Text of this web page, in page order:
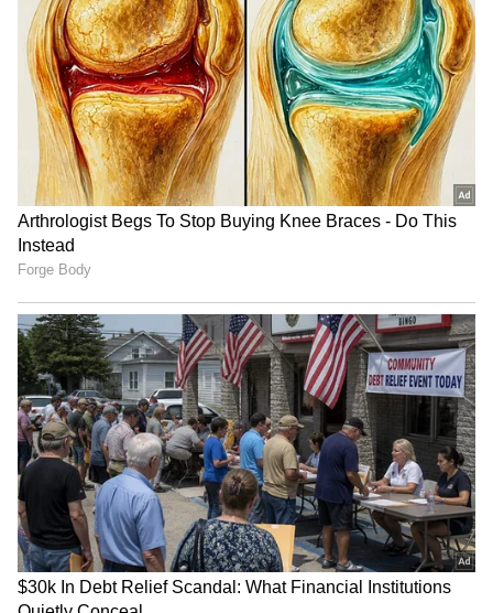
Related Articles
ಟೀಂ ಇಂಡಿಯಾ ಟಿ20 ನಾಯಕತ್ವದಿಂದ
ಸೂರ್ಯಕುಮಾರ್ ಕೈಬಿಟ್ಟ ಬಿಸಿಸಿಐ, ಸ್ಫೋಟಕ ವರದಿ
ಬಯಲು
ರೋಹಿತ್ ಶರ್ಮಾ, ಕೊಹ್ಲಿ ಅಭಿಮಾನಿಗಳಿಗೆ ಬಂಪರ್,
ಖುಷಿ ಸುದ್ದಿ ನೀಡಿದ ಬಿಸಿಸಿಐ
3
6